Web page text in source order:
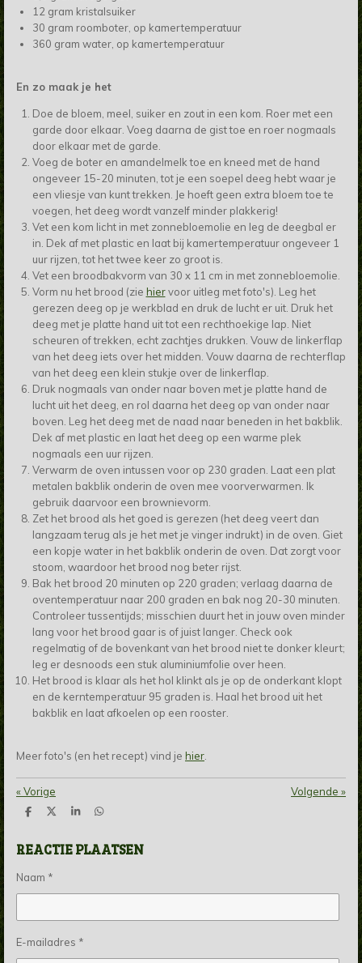
12 gram kristalsuiker
30 gram roomboter, op kamertemperatuur
360 gram water, op kamertemperatuur
En zo maak je het
Doe de bloem, meel, suiker en zout in een kom. Roer met een
garde door elkaar. Voeg daarna de gist toe en roer nogmaals
door elkaar met de garde.
Voeg de boter en amandelmelk toe en kneed met de hand
ongeveer 15-20 minuten, tot je een soepel deeg hebt waar je
een vliesje van kunt trekken. Je hoeft geen extra bloem toe te
voegen, het deeg wordt vanzelf minder plakkerig!
Vet een kom licht in met zonnebloemolie en leg de deegbal er
in. Dek af met plastic en laat bij kamertemperatuur ongeveer 1
uur rijzen, tot het twee keer zo groot is.
Vet een broodbakvorm van 30 x 11 cm in met zonnebloemolie.
Vorm nu het brood (zie hiervoor uitleg met foto's). Leg het
gerezen deeg op je werkblad en druk de lucht er uit. Druk het
deeg met je platte hand uit tot een rechthoekige lap. Niet
scheuren of trekken, echt zachtjes drukken. Vouw de linkerflap
van het deeg iets over het midden. Vouw daarna de rechterflap
van het deeg een klein stukje over de linkerflap.
Druk nogmaals van onder naar boven met je platte hand de
lucht uit het deeg, en rol daarna het deeg op van onder naar
boven. Leg het deeg met de naad naar beneden in het bakblik.
Dek af met plastic en laat het deeg op een warme plek
nogmaals een uur rijzen.
Verwarm de oven intussen voor op 230 graden. Laat een plat
metalen bakblik onderin de oven mee voorverwarmen. Ik
gebruik daarvoor een brownievorm.
Zet het brood als het goed is gerezen (het deeg veert dan
langzaam terug als je het met je vinger indrukt) in de oven. Giet
een kopje water in het bakblik onderin de oven. Dat zorgt voor
stoom, waardoor het brood nog beter rijst.
Bak het brood 20 minuten op 220 graden; verlaag daarna de
oventemperatuur naar 200 graden en bak nog 20-30 minuten.
Controleer tussentijds; misschien duurt het in jouw oven minder
lang voor het brood gaar is of juist langer. Check ook
regelmatig of de bovenkant van het brood niet te donker kleurt;
leg er desnoods een stuk aluminiumfolie over heen.
Het brood is klaar als het hol klinkt als je op de onderkant klopt
en de kerntemperatuur 95 graden is. Haal het brood uit het
bakblik en laat afkoelen op een rooster.
Meer foto's (en het recept) vind je hier.
«Vorige Volgende »
D
e
n
D
l
S
r
e
D
e
n
REACTIE PLAATSEN
Naam *
E-mailadres *